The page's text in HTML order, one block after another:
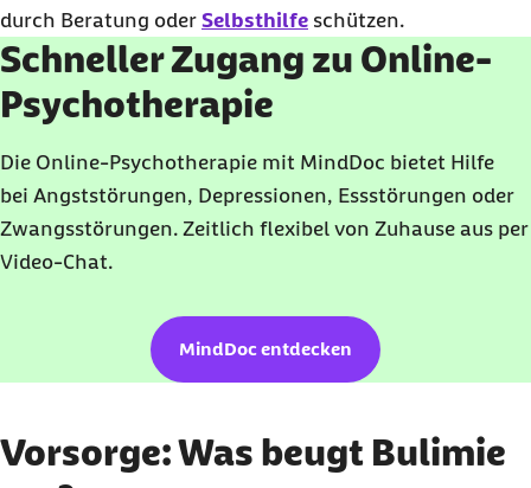
durch Beratung oder Selbsthilfe schützen.
Schneller Zugang zu Online-
Psychotherapie
Die Online-Psychotherapie mit MindDoc bietet Hilfe
bei Angststörungen, Depressionen, Essstörungen oder
Zwangsstörungen. Zeitlich flexibel von Zuhause aus per
Video-Chat.
MindDoc entdecken
Vorsorge: Was beugt Bulimie